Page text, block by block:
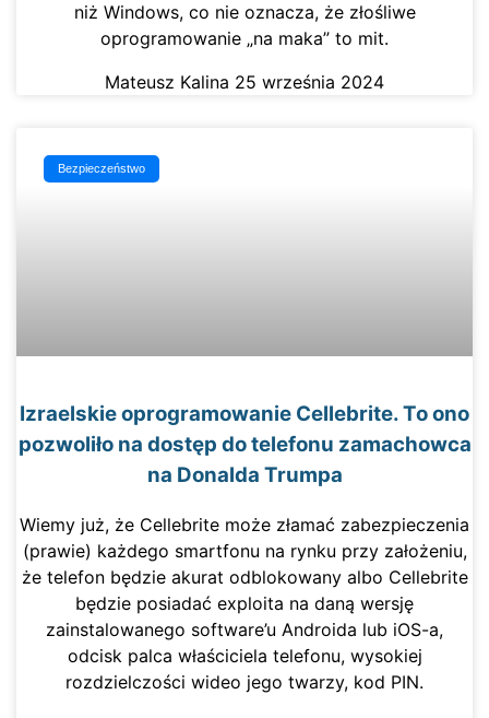
niż Windows, co nie oznacza, że złośliwe
oprogramowanie „na maka” to mit.
Mateusz Kalina 25 września 2024
Bezpieczeństwo
Izraelskie oprogramowanie Cellebrite. To ono
pozwoliło na dostęp do telefonu zamachowca
na Donalda Trumpa
Wiemy już, że Cellebrite może złamać zabezpieczenia
(prawie) każdego smartfonu na rynku przy założeniu,
że telefon będzie akurat odblokowany albo Cellebrite
będzie posiadać exploita na daną wersję
zainstalowanego software’u Androida lub iOS-a,
odcisk palca właściciela telefonu, wysokiej
rozdzielczości wideo jego twarzy, kod PIN.